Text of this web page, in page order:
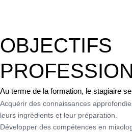
OBJECTIFS
Au terme de la formation, le stagiaire
Acquérir des connaissances
leurs ingrédients et leur préparation.
Développer des compétences en